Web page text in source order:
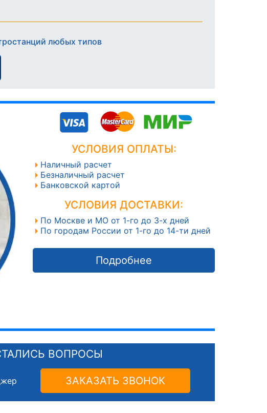
любых типов
УСЛОВИЯ ОПЛАТЫ:
Наличный расчет
Безналичный расчет
Банковской картой
УСЛОВИЯ ДОСТАВКИ:
По Москве и МО от 1-го до 3-х дней
По городам России от 1-го до 14-ти дней
Подробнее
ВОПРОСЫ
ЗАКАЗАТЬ ЗВОНОК